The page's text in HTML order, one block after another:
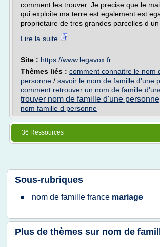
comment les trouver. Je precise que le
qui exploite ma terre est egalement est
proprietaire de tres grandes parcelles d un
Lire la suite
Site : https://www.legavox.fr
Thèmes liés : comment connaitre le nom
personne / savoir le nom de famille d'une
comment retrouver un nom de famille
trouver nom de famille d'une personne
nom famille d personne
36 Ressources
Sous-rubriques
nom de famille france mariage
Plus de thèmes sur nom de